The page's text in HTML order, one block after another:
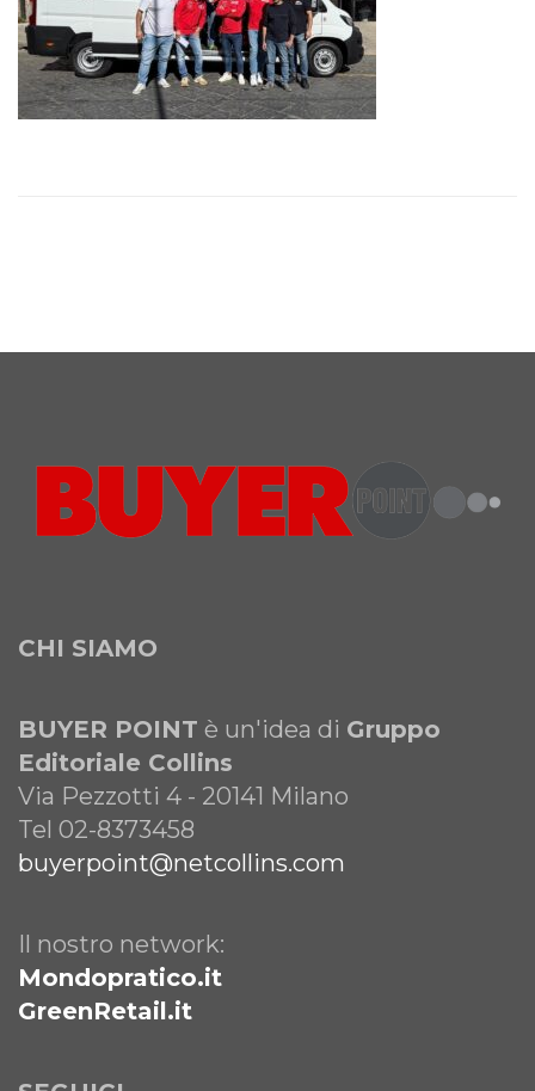
CHI SIAMO
BUYER POINT è un'idea di Gruppo
Editoriale Collins
Via Pezzotti 4 - 20141 Milano
Tel 02-8373458
buyerpoint@netcollins.com
Il nostro network:
Mondopratico.it
GreenRetail.it